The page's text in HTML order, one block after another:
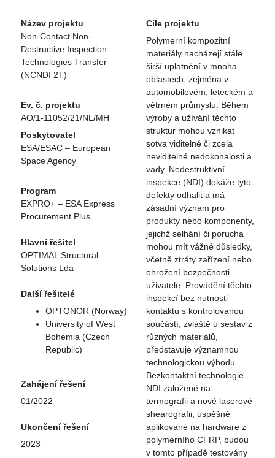
Název projektu
Non-Contact Non-
Destructive Inspection –
Technologies Transfer
(NCNDI 2T)
Ev. č. projektu
AO/1-11052/21/NL/MH
Poskytovatel
ESA/ESAC – European
Space Agency
Program
EXPRO+ – ESA Express
Procurement Plus
Hlavní řešitel
OPTIMAL Structural
Solutions Lda
Další řešitelé
OPTONOR (Norway)
University of West
Bohemia (Czech
Republic)
Zahájení řešení
01/2022
Ukončení řešení
2023
Cíle projektu
Polymerní kompozitní
materiály nacházejí stále
širší uplatnění v mnoha
oblastech, zejména v
automobilovém, leteckém a
větrném průmyslu. Během
výroby a užívání těchto
struktur mohou vznikat
sotva viditelné či zcela
neviditelné nedokonalosti a
vady. Nedestruktivní
inspekce (NDI) dokáže tyto
defekty odhalit a má
zásadní význam pro
produkty nebo komponenty,
jejichž selhání či porucha
mohou mít vážné důsledky,
včetně ztráty zařízení nebo
ohrožení bezpečnosti
uživatele. Provádění těchto
inspekcí bez nutnosti
kontaktu s kontrolovanou
součástí, zvláště u sestav z
různých materiálů,
představuje významnou
technologickou výhodu.
Bezkontaktní technologie
NDI založené na
termografii a nové laserové
shearografii, úspěšně
aplikované na hardware z
polymerního CFRP, budou
v tomto případě testovány